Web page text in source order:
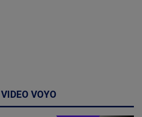
VIDEO VOYO